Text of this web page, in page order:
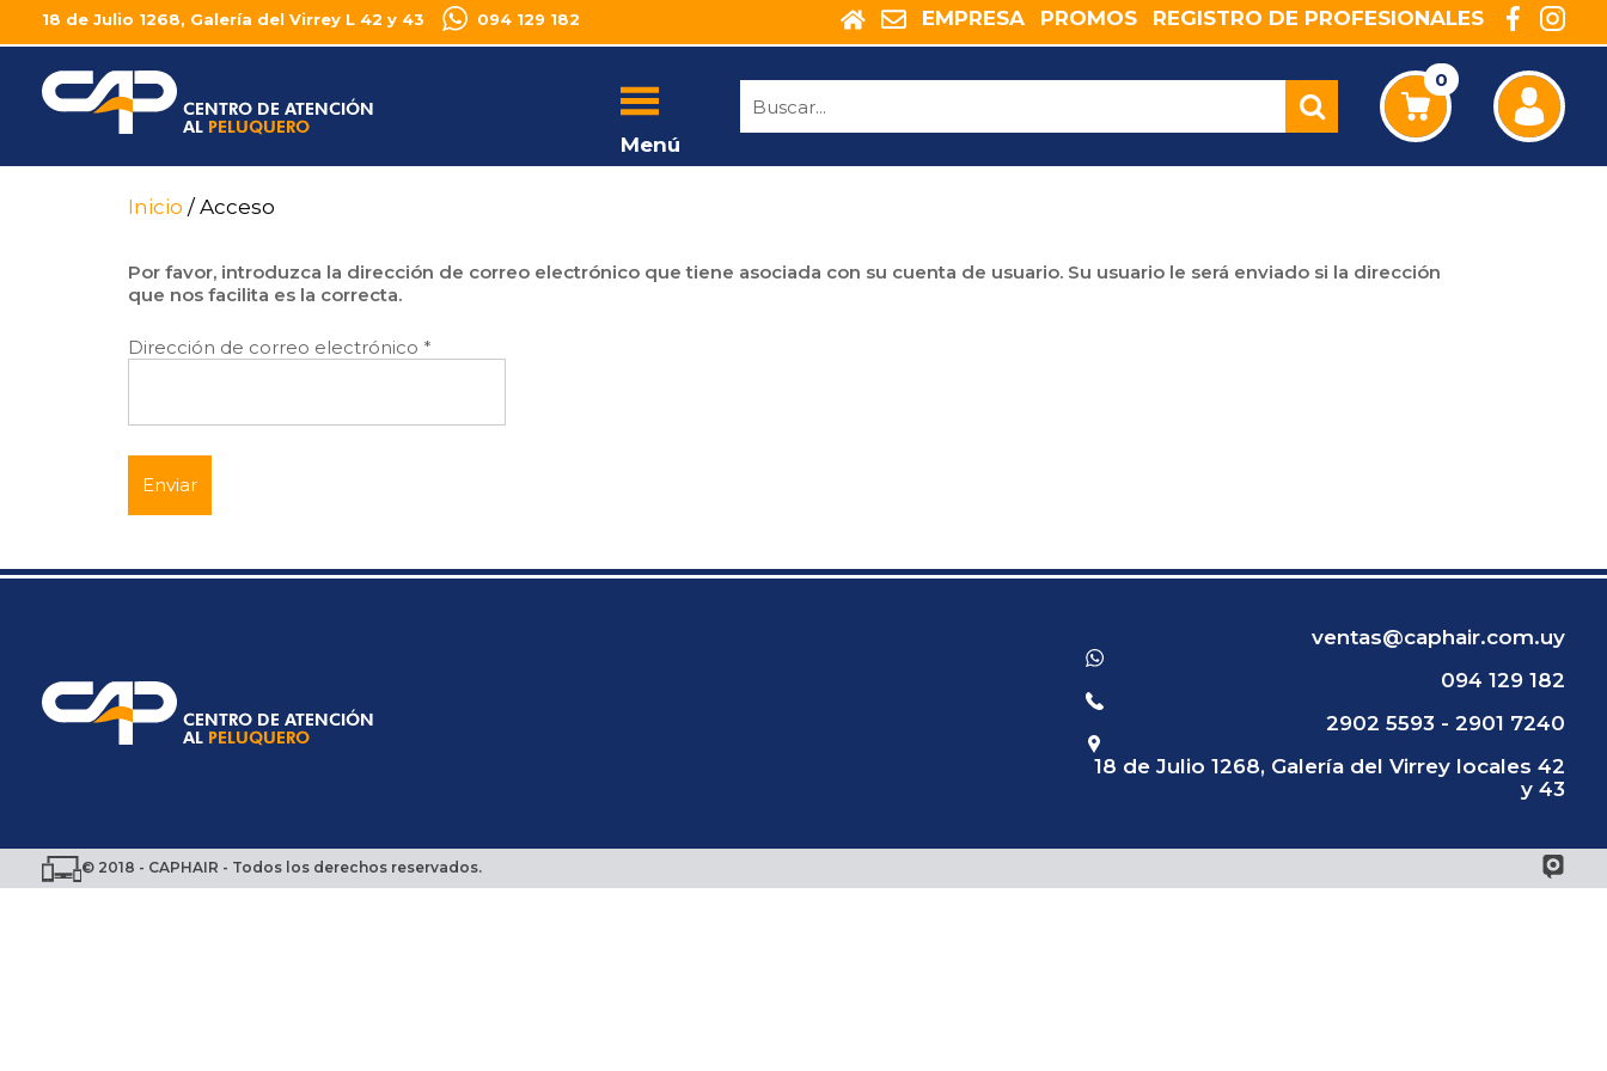
18 de Julio 1268, Galería del Virrey L 42 y 43 094 129 182 EMPRESA PROMOS REGISTRO DE PROFESIONALES
0
Menú
Inicio Acceso
Por favor, introduzca la dirección de correo electrónico que tiene asociada con su cuenta de usuario. Su usuario le será enviado si la dirección
que nos facilita es la correcta.
Dirección de correo electrónico *
Enviar
ventas@caphair.com.uy
094 129 182
2902 5593 - 2901 7240
18 de Julio 1268, Galería del Virrey locales 42
y 43
© 2018 - CAPHAIR - Todos los derechos reservados.